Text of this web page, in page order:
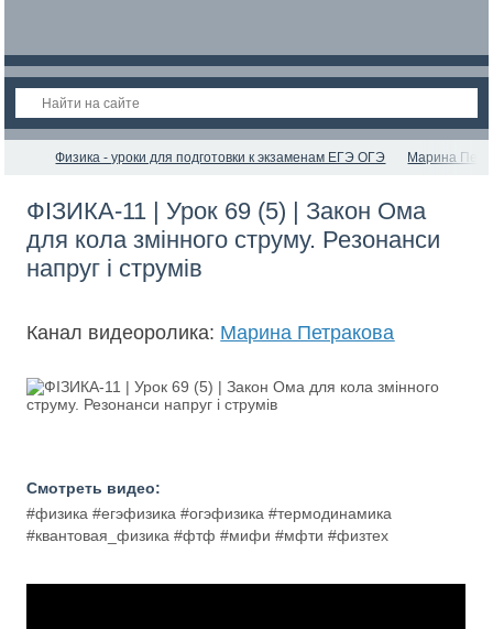
Физика - уроки для подготовки к экзаменам ЕГЭ ОГЭ Марина
ФІЗИКА-11 | Урок 69 (5) | Закон Ома
для кола змінного струму. Резонанси
напруг і струмів
Канал видеоролика: Марина Петракова
Смотреть видео:
#физика #егэфизика #огэфизика #термодинамика
#квантовая_физика #фтф #мифи #мфти #физтех